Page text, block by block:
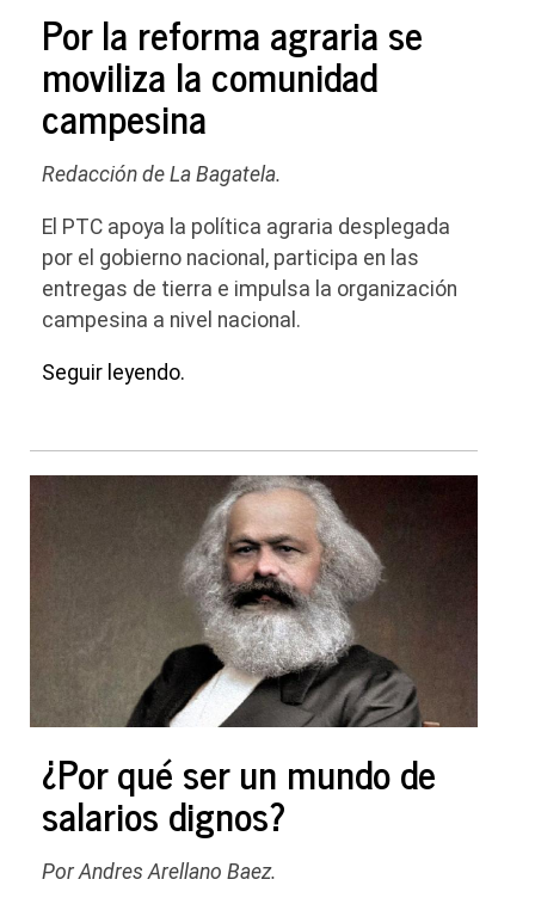
Por la reforma agraria se
moviliza la comunidad
campesina
Redacción de La Bagatela.
El PTC apoya la política agraria desplegada
por el gobierno nacional, participa en las
entregas de tierra e impulsa la organización
campesina a nivel nacional.
Seguir leyendo.
¿Por qué ser un mundo de
salarios dignos?
Por Andres Arellano Baez.